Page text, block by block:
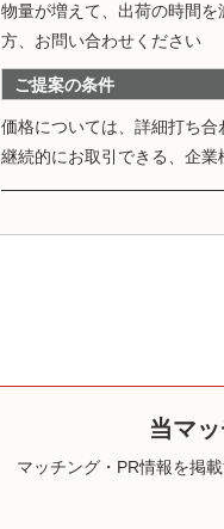
物量が増えて、出荷の時間
方、お問い合わせください
ご提案の条件
価格については、詳細打ち
継続的にお取引できる、企業
当マ
マッチング・PR情報を掲